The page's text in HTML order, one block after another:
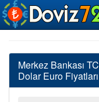
Merkez Bankası
Dolar Euro Fiyatları